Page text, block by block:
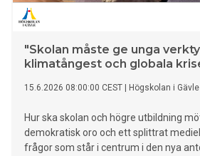
"Skolan måste ge unga
klimatångest och globala
15.6.2026 08:00:00 CEST Högskolan i Gävle
Hur ska skolan och högre utbildning
demokratisk oro och ett splittrat
frågor som står i centrum i den nya